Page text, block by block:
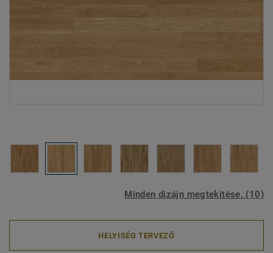
Minden dizájn megtekitése. (10)
HELYISÉG TERVEZŐ